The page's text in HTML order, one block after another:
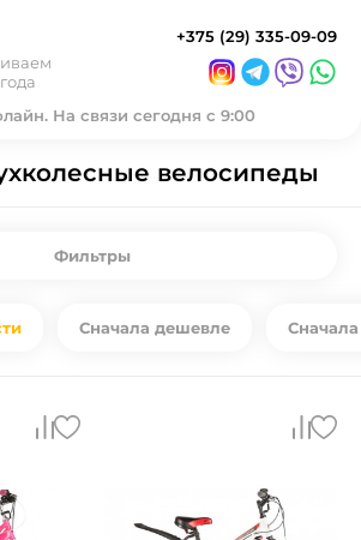
+375 (29) 335-09-09
На связи сегодня с 9:00
велосипеды
Фильтры
Сначала дешевле